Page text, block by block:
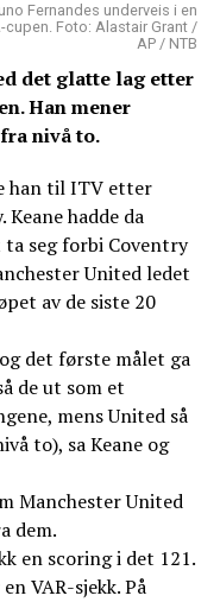
Fernandes underveis i en
cupen. Foto: Alastair Grant /
AP / NTB
det glatte lag etter
Han mener
nivå to.
han til ITV etter
Keane hadde da
seg forbi Coventry
United ledet
av de siste 20
det første målet ga
de ut som et
mens United så
to), sa Keane og
Manchester United
dem.
en scoring i det 121.
VAR-sjekk. På